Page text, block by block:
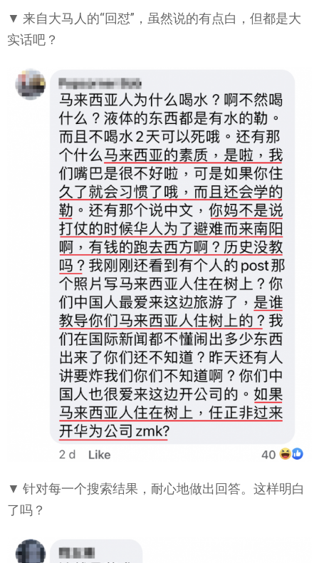
▼ 来自大马人的“回怼”，虽然说的有点白，但都是大
实话吧？
▼ 针对每一个搜索结果，耐心地做出回答。这样明白
了吗？